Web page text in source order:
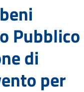
Pubblico
di
per